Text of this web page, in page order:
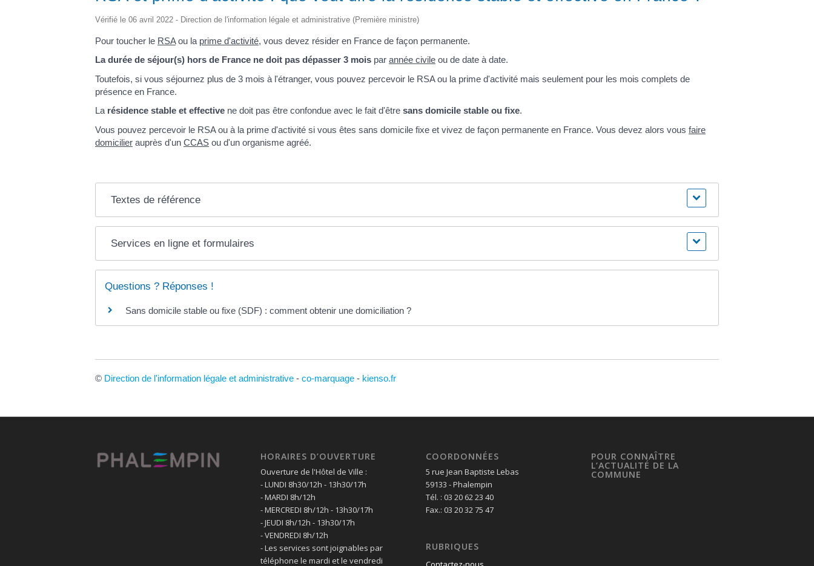
Vérifié le 06 avril 2022 - Direction de l'information légale et administrative (Première ministre)
Pour toucher le RSAou la prime d'activité, vous devez résider en France de façon permanente.
La durée de séjour(s) hors de France ne doit pas dépasser 3 mois par année civile ou de date à date.
Toutefois, si vous séjournez plus de 3 mois à l'étranger, vous pouvez percevoir le RSA ou la prime d'activité mais seulement pour les mois complets de
présence en France.
La résidence stable et effective ne doit pas être confondue avec le fait d'être sans domicile stable ou fixe.
Vous pouvez percevoir le RSA ou à la prime d'activité si vous êtes sans domicile fixe et vivez de façon permanente en France. Vous devez alors vous faire
domicilier auprès d'un CCAS ou d'un organisme agréé.
Textes de référence
Services en ligne et formulaires
Questions ? Réponses !
Sans domicile stable ou fixe (SDF) : comment obtenir une domiciliation ?
© Direction de l'information légale et administrative - co-marquage - kienso.fr
HORAIRES D’OUVERTURE
Ouverture de l'Hôtel de Ville :
- LUNDI 8h30/12h - 13h30/17h
- MARDI 8h/12h
- MERCREDI 8h/12h - 13h30/17h
- JEUDI 8h/12h - 13h30/17h
- VENDREDI 8h/12h
- Les services sont joignables par
téléphone le mardi et le vendredi
COORDONNÉES
5 rue Jean Baptiste Lebas
59133 - Phalempin
Tél. : 03 20 62 23 40
Fax.: 03 20 32 75 47
RUBRIQUES
POUR CONNAÎTRE
L’ACTUALITÉ DE LA
COMMUNE